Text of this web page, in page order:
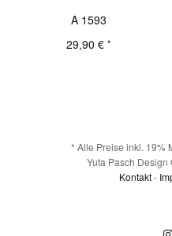
A 1593
29,90 € *
* Alle Preise inkl. 19%
Yuta Pasch Design
Kontakt-